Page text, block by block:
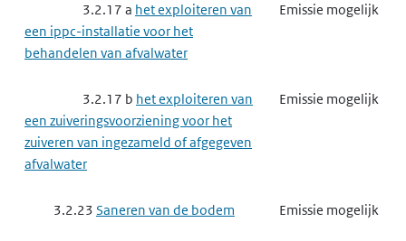
een ippc-installatie voor het smelten
of gieten van ferrometalen
een andere milieubelastende
installatie voor het smelten of gieten
van ferrometalen
een ippc-installatie voor het winnen
3.2.17 a het exploiteren van
een ippc-installatie voor het
behandelen van afvalwater
Emissie mogelijk
3.2.17 b het exploiteren van
een zuiveringsvoorziening voor het
zuiveren van ingezameld of afgegeven
afvalwater
Emissie mogelijk
3.2.23 Saneren van de bodem Emissie mogelijk